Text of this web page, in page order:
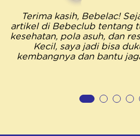
Terima kasih, Bebelac!
artikel di Bebeclub tentang
kesehatan, pola asuh, dan
Kecil, saya jadi bisa
kembangnya dan bantu